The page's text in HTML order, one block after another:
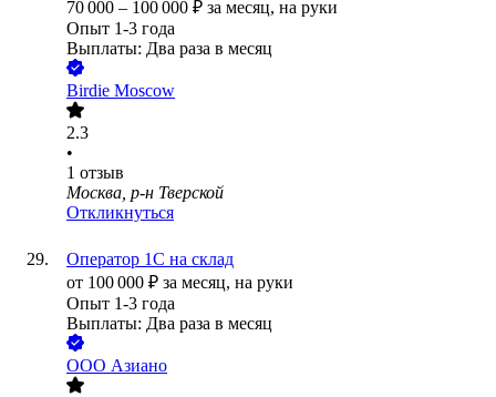
70 000 – 100 000 ₽ за месяц, на руки
Опыт 1-3 года
Выплаты: Два раза в месяц
Birdie Moscow
2.3
•
1 отзыв
Москва, р-н Тверской
Откликнуться
Оператор 1С на склад
от 100 000 ₽ за месяц, на руки
Опыт 1-3 года
Выплаты: Два раза в месяц
ООО Азиано